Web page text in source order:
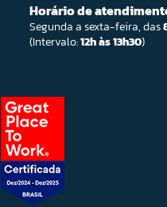
Horário de
Segunda a sexta-feira, das
(Intervalo:12h às 13h30)